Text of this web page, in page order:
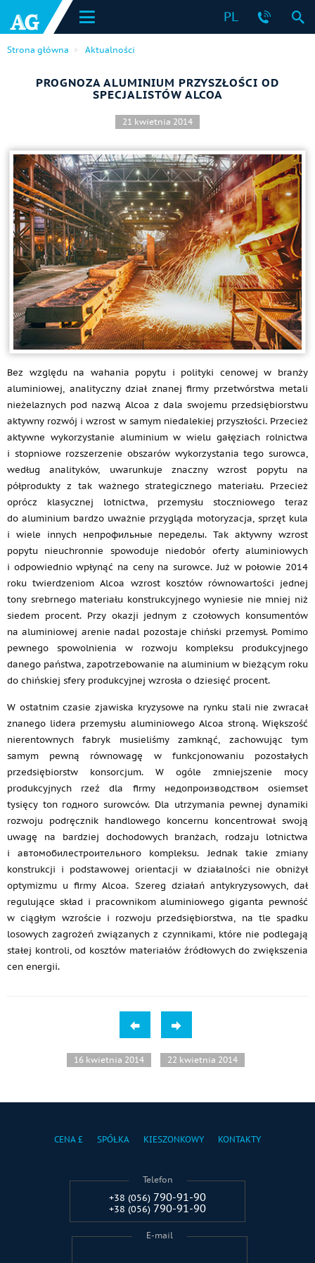
PL
Strona główna Aktualności
PROGNOZA ALUMINIUM PRZYSZŁOŚCI OD
SPECJALISTÓW ALCOA
21 kwietnia 2014
Bez względu na wahania popytu i polityki cenowej w branży
aluminiowej, analityczny dział znanej firmy przetwórstwa metali
nieżelaznych pod nazwą Alcoa z dala swojemu przedsiębiorstwu
aktywny rozwój i wzrost w samym niedalekiej przyszłości. Przecież
aktywne wykorzystanie aluminium w wielu gałęziach rolnictwa
i stopniowe rozszerzenie obszarów wykorzystania tego surowca,
według analityków, uwarunkuje znaczny wzrost popytu na
półprodukty z tak ważnego strategicznego materiału. Przecież
oprócz klasycznej lotnictwa, przemysłu stoczniowego teraz
do aluminium bardzo uważnie przygląda motoryzacja, sprzęt kula
i wiele innych непрофильные переделы. Tak aktywny wzrost
popytu nieuchronnie spowoduje niedobór oferty aluminiowych
i odpowiednio wpłynąć na ceny na surowce. Już w połowie 2014
roku twierdzeniom Alcoa wzrost kosztów równowartości jednej
tony srebrnego materiału konstrukcyjnego wyniesie nie mniej niż
siedem procent. Przy okazji jednym z czołowych konsumentów
na aluminiowej arenie nadal pozostaje chiński przemysł. Pomimo
pewnego spowolnienia w rozwoju kompleksu produkcyjnego
danego państwa, zapotrzebowanie na aluminium w bieżącym roku
do chińskiej sfery produkcyjnej wzrosła o dziesięć procent.
W ostatnim czasie zjawiska kryzysowe na rynku stali nie zwracał
znanego lidera przemysłu aluminiowego Alcoa stroną. Większość
nierentownych fabryk musieliśmy zamknąć, zachowując tym
samym pewną równowagę w funkcjonowaniu pozostałych
przedsiębiorstw konsorcjum. W ogóle zmniejszenie mocy
produkcyjnych rzeź dla firmy недопроизводством osiemset
tysięcy ton годного surowców. Dla utrzymania pewnej dynamiki
rozwoju podręcznik handlowego koncernu koncentrował swoją
uwagę na bardziej dochodowych branżach, rodzaju lotnictwa
i автомобилестроительного kompleksu. Jednak takie zmiany
konstrukcji i podstawowej orientacji w działalności nie obniżył
optymizmu u firmy Alcoa. Szereg działań antykryzysowych, dał
regulujące skład i pracownikom aluminiowego giganta pewność
w ciągłym wzroście i rozwoju przedsiębiorstwa, na tle spadku
losowych zagrożeń związanych z czynnikami, które nie podlegają
stałej kontroli, od kosztów materiałów źródłowych do zwiększenia
cen energii.
16 kwietnia 2014 22 kwietnia 2014
CENA £ SPÓŁKA KIESZONKOWY KONTAKTY
Telefon
+38 (056) 790-91-90
+38 (056) 790-91-90
E-mail